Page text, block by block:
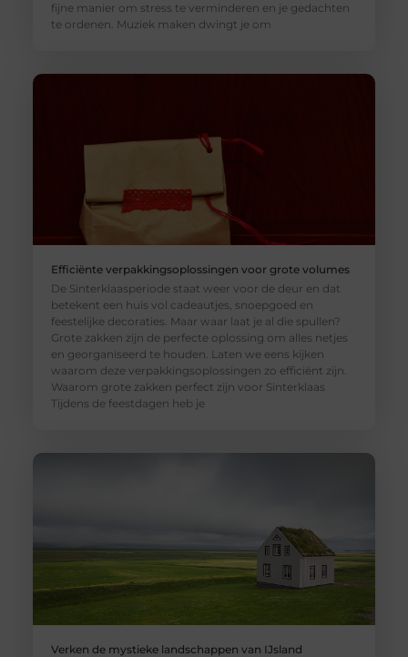
fijne manier om stress te verminderen en je gedachten
te ordenen. Muziek maken dwingt je om
Efficiënte verpakkingsoplossingen voor grote volumes
De Sinterklaasperiode staat weer voor de deur en dat
betekent een huis vol cadeautjes, snoepgoed en
feestelijke decoraties. Maar waar laat je al die spullen?
Grote zakken zijn de perfecte oplossing om alles netjes
en georganiseerd te houden. Laten we eens kijken
waarom deze verpakkingsoplossingen zo efficiënt zijn.
Waarom grote zakken perfect zijn voor Sinterklaas
Tijdens de feestdagen heb je
Verken de mystieke landschappen van IJsland